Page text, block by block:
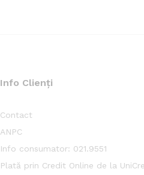
Info Clienți
Contact
ANPC
Info consumator: 021.9551
Plată prin Credit Online de la